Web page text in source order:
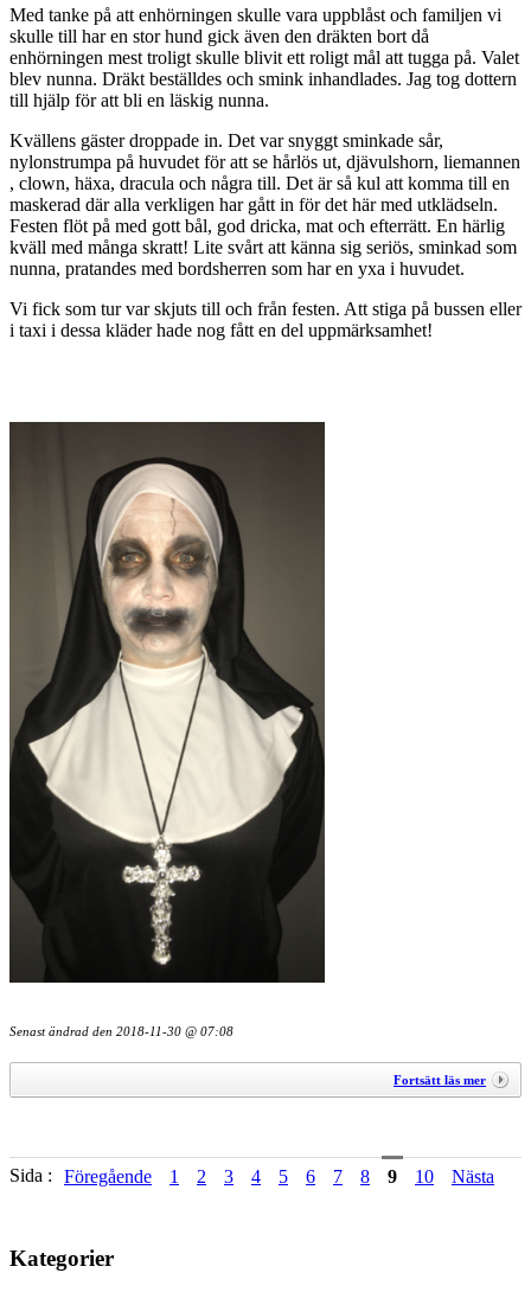
Med tanke på att enhörningen skulle vara uppblåst och familjen vi
skulle till har en stor hund gick även den dräkten bort då
enhörningen mest troligt skulle blivit ett roligt mål att tugga på. Valet
blev nunna. Dräkt beställdes och smink inhandlades. Jag tog dottern
till hjälp för att bli en läskig nunna.
Kvällens gäster droppade in. Det var snyggt sminkade sår,
nylonstrumpa på huvudet för att se hårlös ut, djävulshorn, liemannen
, clown, häxa, dracula och några till. Det är så kul att komma till en
maskerad där alla verkligen har gått in för det här med utklädseln.
Festen flöt på med gott bål, god dricka, mat och efterrätt. En härlig
kväll med många skratt! Lite svårt att känna sig seriös, sminkad som
nunna, pratandes med bordsherren som har en yxa i huvudet.
Vi fick som tur var skjuts till och från festen. Att stiga på bussen eller
i taxi i dessa kläder hade nog fått en del uppmärksamhet!
Senast ändrad den 2018-11-30 @ 07:08
Fortsätt läs mer
Sida : Föregående 1 2 3 4 5 6 7 8 9 10 Nästa
Kategorier